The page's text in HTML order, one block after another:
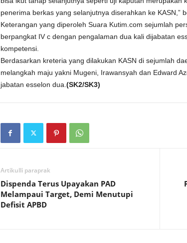
penerima berkas yang selanjutnya diserahkan ke KASN,”
Keterangan yang diperoleh Suara Kutim.com sejumlah
berpangkat IV c dengan pengalaman dua kali dijabatan
kompetensi.
Berdasarkan kreteria yang dilakukan KASN di sejumlah
melangkah maju yakni Mugeni, Irawansyah dan Edward
jabatan esselon dua. (SK2/SK3)
Artikulli paraprak
Dispenda Terus Upayakan PAD
Melampaui Target, Demi Menutupi
Defisit APBD